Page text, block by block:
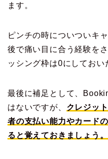
ます。
ピンチの時についついキ
後で痛い目に合う経験を
ッシング枠は0にしておい
最後に補足として、
はないですが、 クレジッ
者の支払い能力やカード
ると覚えておきましょう。